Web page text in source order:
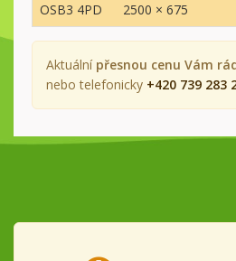
OSB3 4PD
2500 × 675
Aktuální přesnou cenu Vám
nebo telefonicky +420 739 283